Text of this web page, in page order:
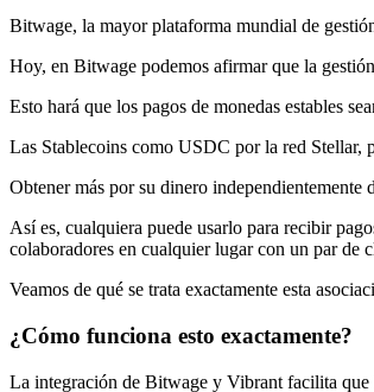
Bitwage, la mayor plataforma mundial de
Hoy, en Bitwage podemos afirmar que la
Esto hará que los pagos de monedas estables
Las Stablecoins como USDC por la red Stellar,
Obtener más por su dinero
Así es, cualquiera puede usarlo para recibir
colaboradores en cualquier lugar con un par de
Veamos de qué se trata exactamente esta
¿Cómo funciona esto exactamente?
La integración de Bitwage y Vibrant facilita que